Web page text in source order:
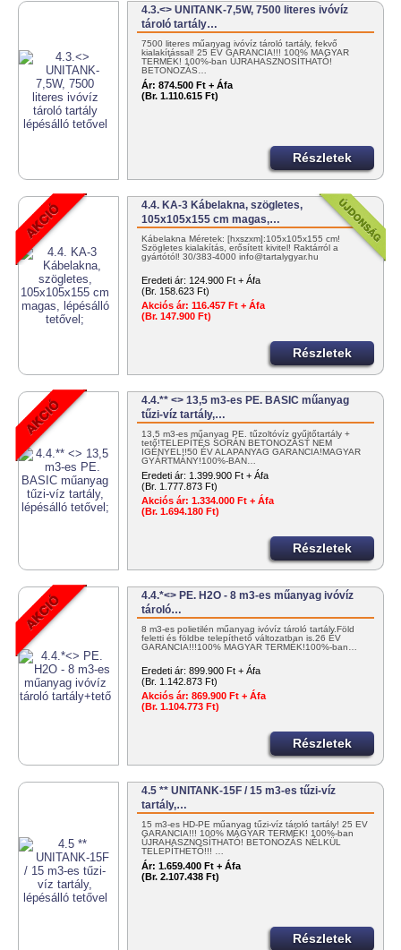
4.3.<> UNITANK-7,5W, 7500 literes ivóvíz
tároló tartály…
7500 literes műanyag ivóvíz tároló tartály, fekvő
kialakítással! 25 ÉV GARANCIA!!! 100% MAGYAR
TERMÉK! 100%-ban ÚJRAHASZNOSÍTHATÓ!
BETONOZÁS…
Ár: 874.500 Ft + Áfa
(Br. 1.110.615 Ft)
Részletek
4.4. KA-3 Kábelakna, szögletes,
105x105x155 cm magas,…
Kábelakna Méretek: [hxszxm]:105x105x155 cm!
Szögletes kialakítás, erősített kivitel! Raktárról a
gyártótól! 30/383-4000 info@tartalygyar.hu
Eredeti ár: 124.900 Ft + Áfa
(Br. 158.623 Ft)
Akciós ár: 116.457 Ft + Áfa
(Br. 147.900 Ft)
Részletek
4.4.** <> 13,5 m3-es PE. BASIC műanyag
tűzi-víz tartály,…
13,5 m3-es műanyag PE. tűzoltóvíz gyűjtőtartály +
tető!TELEPÍTÉS SORÁN BETONOZÁST NEM
IGÉNYEL!!50 ÉV ALAPANYAG GARANCIA!MAGYAR
GYÁRTMÁNY!100%-BAN…
Eredeti ár: 1.399.900 Ft + Áfa
(Br. 1.777.873 Ft)
Akciós ár: 1.334.000 Ft + Áfa
(Br. 1.694.180 Ft)
Részletek
4.4.*<> PE. H2O - 8 m3-es műanyag ivóvíz
tároló…
8 m3-es polietilén műanyag ivóvíz tároló tartály.Föld
feletti és földbe telepíthető változatban is.26 ÉV
GARANCIA!!!100% MAGYAR TERMÉK!100%-ban…
Eredeti ár: 899.900 Ft + Áfa
(Br. 1.142.873 Ft)
Akciós ár: 869.900 Ft + Áfa
(Br. 1.104.773 Ft)
Részletek
4.5 ** UNITANK-15F / 15 m3-es tűzi-víz
tartály,…
15 m3-es HD-PE műanyag tűzi-víz tároló tartály! 25 ÉV
GARANCIA!!! 100% MAGYAR TERMÉK! 100%-ban
ÚJRAHASZNOSÍTHATÓ! BETONOZÁS NÉLKÜL
TELEPÍTHETŐ!!! …
Ár: 1.659.400 Ft + Áfa
(Br. 2.107.438 Ft)
Részletek